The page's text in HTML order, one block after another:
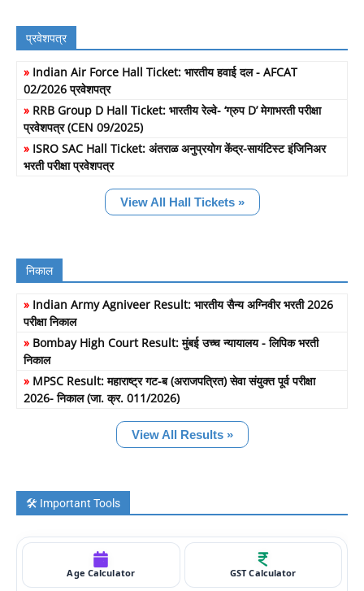
प्रवेशपत्र
» Indian Air Force Hall Ticket: भारतीय हवाई दल - AFCAT
02/2026 प्रवेशपत्र
» RRB Group D Hall Ticket: भारतीय रेल्वे- ‘ग्रुप D’ मेगाभरती परीक्षा
प्रवेशपत्र (CEN 09/2025)
» ISRO SAC Hall Ticket: अंतराळ अनुप्रयोग केंद्र-सायंटिस्ट इंजिनिअर
भरती परीक्षा प्रवेशपत्र
View All Hall Tickets »
निकाल
» Indian Army Agniveer Result: भारतीय सैन्य अग्निवीर भरती 2026
परीक्षा निकाल
» Bombay High Court Result: मुंबई उच्च न्यायालय - लिपिक भरती
निकाल
» MPSC Result: महाराष्ट्र गट-ब (अराजपत्रित) सेवा संयुक्त पूर्व परीक्षा
2026- निकाल (जा. क्र. 011/2026)
View All Results »
🛠️ Important Tools
Age Calculator GST Calculator